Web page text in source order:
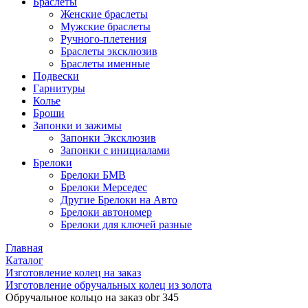
Женские браслеты
Мужские браслеты
Ручного-плетения
Браслеты эксклюзив
Браслеты именные
Подвески
Гарнитуры
Колье
Броши
Запонки и зажимы
Запонки Эксклюзив
Запонки с инициалами
Брелоки
Брелоки БМВ
Брелоки Мерседес
Другие Брелоки на Авто
Брелоки автономер
Брелоки для ключей разные
Главная
Каталог
Изготовление колец на заказ
Изготовление обручальных колец из золота
Обручальное кольцо на заказ obr 345